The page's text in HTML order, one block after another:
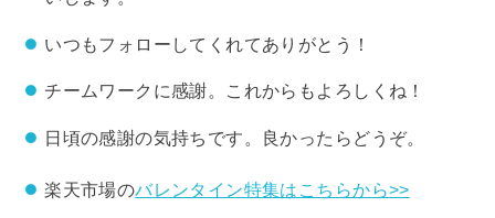
いつもフォローしてくれてありがとう！
チームワークに感謝。これからもよろしくね！
日頃の感謝の気持ちです。良かったらどうぞ。
楽天市場のバレンタイン特集はこちらから>>